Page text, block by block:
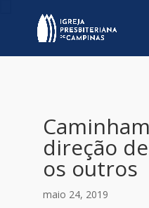
direção
os outros
maio 24, 2019